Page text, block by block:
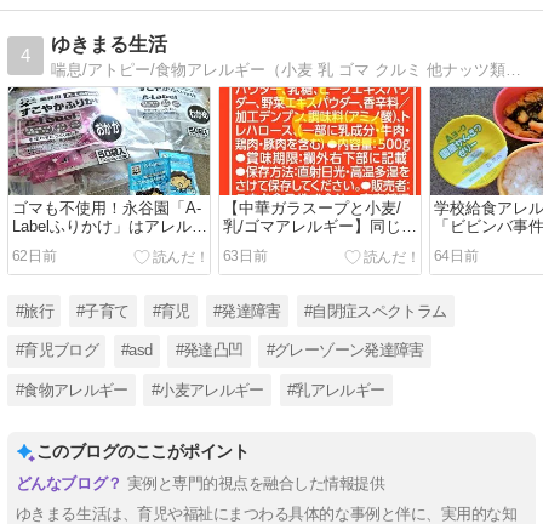
4
ゆきまる生活
喘息/アトピー/食物アレルギー（小麦 乳 ゴマ クルミ 他ナッツ類）/発達障害(ASD:自閉症スペクトラム)/不登校っ子の育児に奮闘している人です。
ゴマも不使用！永谷園「A-
Labelふりかけ」はアレルギ
ー配慮も小袋も嬉しい
62日前
【中華ガラスープと小麦/
乳/ゴマアレルギー】同じメ
ーカーでも類似品に要注意
63日前
学校給食アレ
「ビビンバ事
具は別配り？
64日前
#旅行 #子育て #育児 #発達障害 #自閉症スペクトラム
#育児ブログ #asd #発達凸凹 #グレーゾーン発達障害
#食物アレルギー #小麦アレルギー #乳アレルギー
このブログのここがポイント
実例と専門的視点を融合した情報提供
ゆきまる生活は、育児や福祉にまつわる具体的な事例と伴に、実用的な知